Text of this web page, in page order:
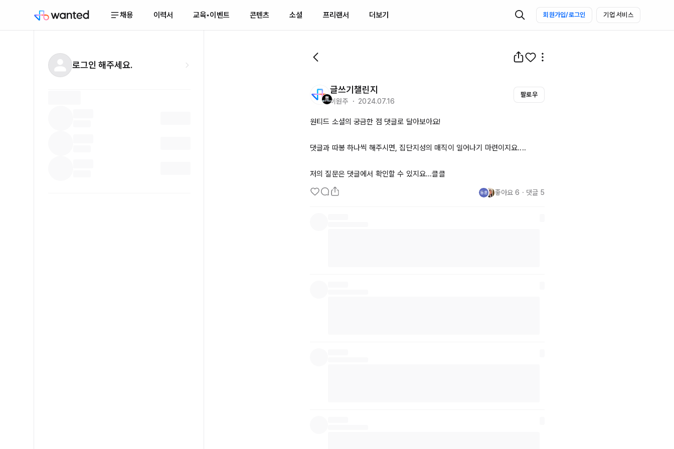
채용 이력서 교육•이벤트 콘텐츠 소셜 프리랜서 더보기 회원가입/로그인 기업 서비스
로그인 해주세요.
글쓰기챌린지
이원주 ・ 2024.07.16
팔로우
원티드 소셜의 궁금한 점 댓글로 달아보아요!
댓글과 따봉 하나씩 해주시면, 집단지성의 매직이 일어나기 마련이지요....
저의 질문은 댓글에서 확인할 수 있지요...클클
좋아요 6 ・ 댓글 5